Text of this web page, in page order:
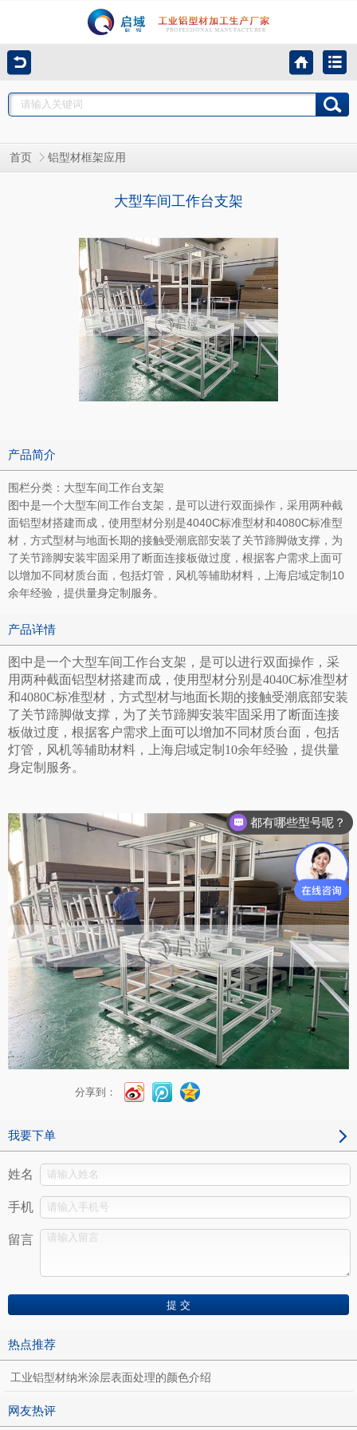
首页 铝型材框架应用
大型车间工作台支架
产品简介
围栏分类：大型车间工作台支架
图中是一个大型车间工作台支架，是可以进行双面操作，采用两种截
面铝型材搭建而成，使用型材分别是4040C标准型材和4080C标准型
材，方式型材与地面长期的接触受潮底部安装了关节蹄脚做支撑，为
了关节蹄脚安装牢固采用了断面连接板做过度，根据客户需求上面可
以增加不同材质台面，包括灯管，风机等辅助材料，上海启域定制10
余年经验，提供量身定制服务。
产品详情
图中是一个大型车间工作台支架，是可以进行双面操作，采
用两种截面铝型材搭建而成，使用型材分别是4040C标准型材
和4080C标准型材，方式型材与地面长期的接触受潮底部安装
了关节蹄脚做支撑，为了关节蹄脚安装牢固采用了断面连接
板做过度，根据客户需求上面可以增加不同材质台面，包括
灯管，风机等辅助材料，上海启域定制10余年经验，提供量
身定制服务。
分享到：
我要下单
姓名
手机
留言
热点推荐
工业铝型材纳米涂层表面处理的颜色介绍
网友热评
都有哪些型号呢？